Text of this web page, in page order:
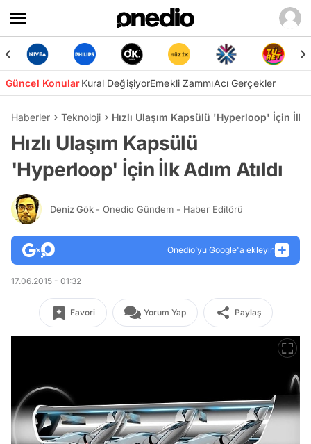
Güncel KonularKural DeğişiyorEmekli ZammıAcı Gerçekler
Haberler Teknoloji Hızlı Ulaşım Kapsülü 'Hyperloop' İçin İlk
Hızlı Ulaşım Kapsülü
'Hyperloop' İçin İlk Adım Atıldı
Deniz Gök - Onedio Gündem - Haber Editörü
Onedio’yu Google'a ekleyin
17.06.2015 - 01:32
Favori Yorum Yap Paylaş